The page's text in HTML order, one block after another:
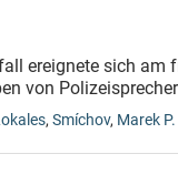
ereignete sich
von
, Smíchov, Marek P.